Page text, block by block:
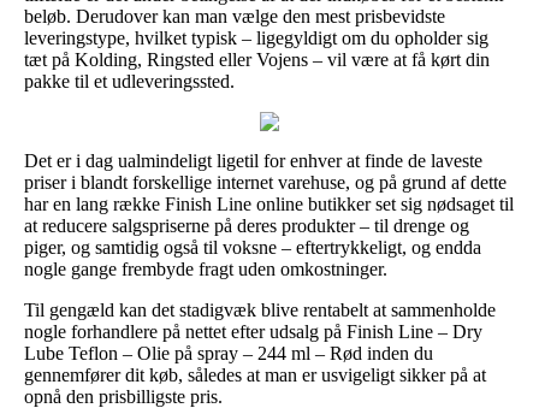
beløb. Derudover kan man vælge den mest prisbevidste
leveringstype, hvilket typisk – ligegyldigt om du opholder sig
tæt på Kolding, Ringsted eller Vojens – vil være at få kørt din
pakke til et udleveringssted.
Det er i dag ualmindeligt ligetil for enhver at finde de laveste
priser i blandt forskellige internet varehuse, og på grund af dette
har en lang række Finish Line online butikker set sig nødsaget til
at reducere salgspriserne på deres produkter – til drenge og
piger, og samtidig også til voksne – eftertrykkeligt, og endda
nogle gange frembyde fragt uden omkostninger.
Til gengæld kan det stadigvæk blive rentabelt at sammenholde
nogle forhandlere på nettet efter udsalg på Finish Line – Dry
Lube Teflon – Olie på spray – 244 ml – Rød inden du
gennemfører dit køb, således at man er usvigeligt sikker på at
opnå den prisbilligste pris.